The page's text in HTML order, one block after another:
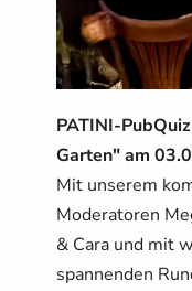
PATINI-
Garten" am
Mit unserem
Moderatoren
& Cara und mit
spannenden